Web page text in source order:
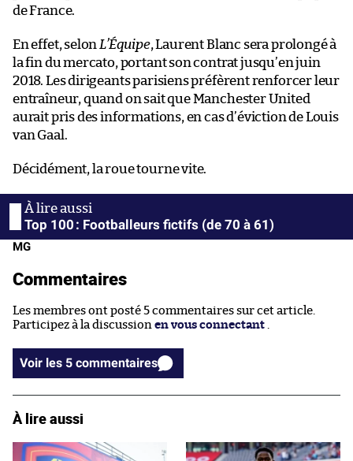
de France.
En effet, selon L’Équipe, Laurent Blanc sera prolongé à
la fin du mercato, portant son contrat jusqu’en juin
2018. Les dirigeants parisiens préfèrent renforcer leur
entraîneur, quand on sait que Manchester United
aurait pris des informations, en cas d’éviction de Louis
van Gaal.
Décidément, la roue tourne vite.
Top 100 : Footballeurs fictifs (de 70 à 61)
MG
Commentaires
Les membres ont posté 5 commentaires sur cet article.
Participez à la discussion en vous connectant
Voir les 5 commentaires
À lire aussi